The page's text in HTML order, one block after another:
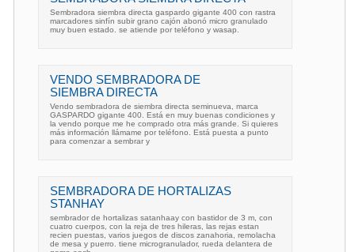
Sembradora siembra directa gaspardo gigante 400 con rastra
marcadores sinfín subir grano cajón abonó micro granulado
muy buen estado. se atiende por teléfono y wasap.
VENDO SEMBRADORA DE
SIEMBRA DIRECTA
Vendo sembradora de siembra directa seminueva, marca
GASPARDO gigante 400. Está en muy buenas condiciones y
la vendo porque me he comprado otra más grande. Si quieres
más información llámame por teléfono. Está puesta a punto
para comenzar a sembrar y
SEMBRADORA DE HORTALIZAS
STANHAY
sembrador de hortalizas satanhaay con bastidor de 3 m, con
cuatro cuerpos, con la reja de tres hileras, las rejas estan
recien puestas, varios juegos de discos zanahoria, remolacha
de mesa y puerro. tiene microgranulador, rueda delantera de